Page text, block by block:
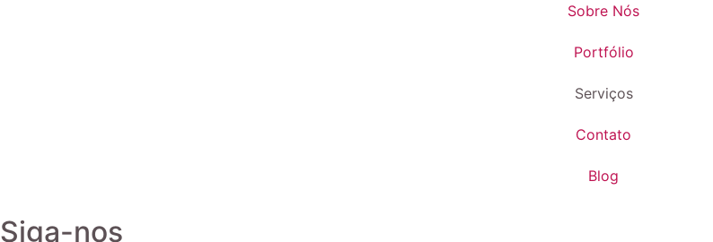
Sobre Nós
Portfólio
Serviços
Contato
Blog
Siga-nos